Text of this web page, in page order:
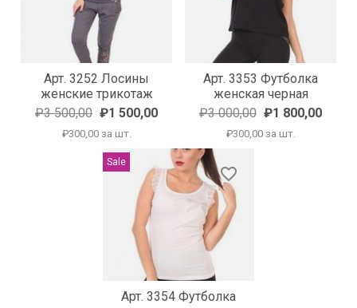
Арт. 3252 Лосины
женские трикотаж
₽3 500,00 ₽1 500,00
₽300,00 за шт.
Арт. 3353 Футболка
женская черная
₽3 000,00 ₽1 800,00
₽300,00 за шт.
favorite_border
Sale
Арт. 3354 Футболка